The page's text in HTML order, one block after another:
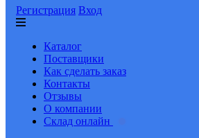
Регистрация Вход
Каталог
Поставщики
Как сделать заказ
Контакты
Отзывы
О компании
Склад онлайн